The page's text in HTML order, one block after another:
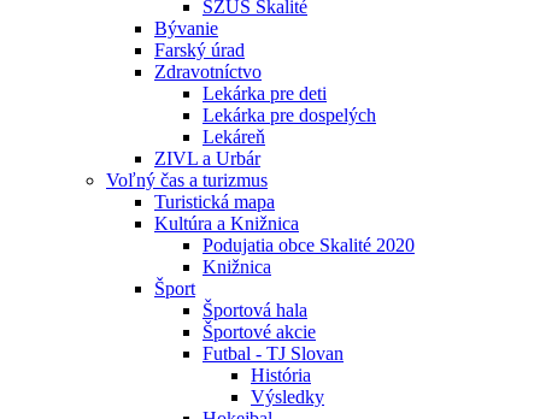
SZUŠ Skalité
Bývanie
Farský úrad
Zdravotníctvo
Lekárka pre deti
Lekárka pre dospelých
Lekáreň
ZIVL a Urbár
Voľný čas a turizmus
Turistická mapa
Kultúra a Knižnica
Podujatia obce Skalité 2020
Knižnica
Šport
Športová hala
Športové akcie
Futbal - TJ Slovan
História
Výsledky